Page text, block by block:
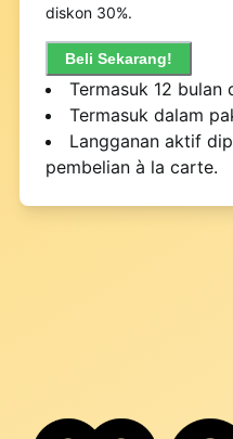
diskon 30%.
Beli Sekarang!
Termasuk 12 bulan
Termasuk dalam
Langganan aktif
pembelian à la carte.